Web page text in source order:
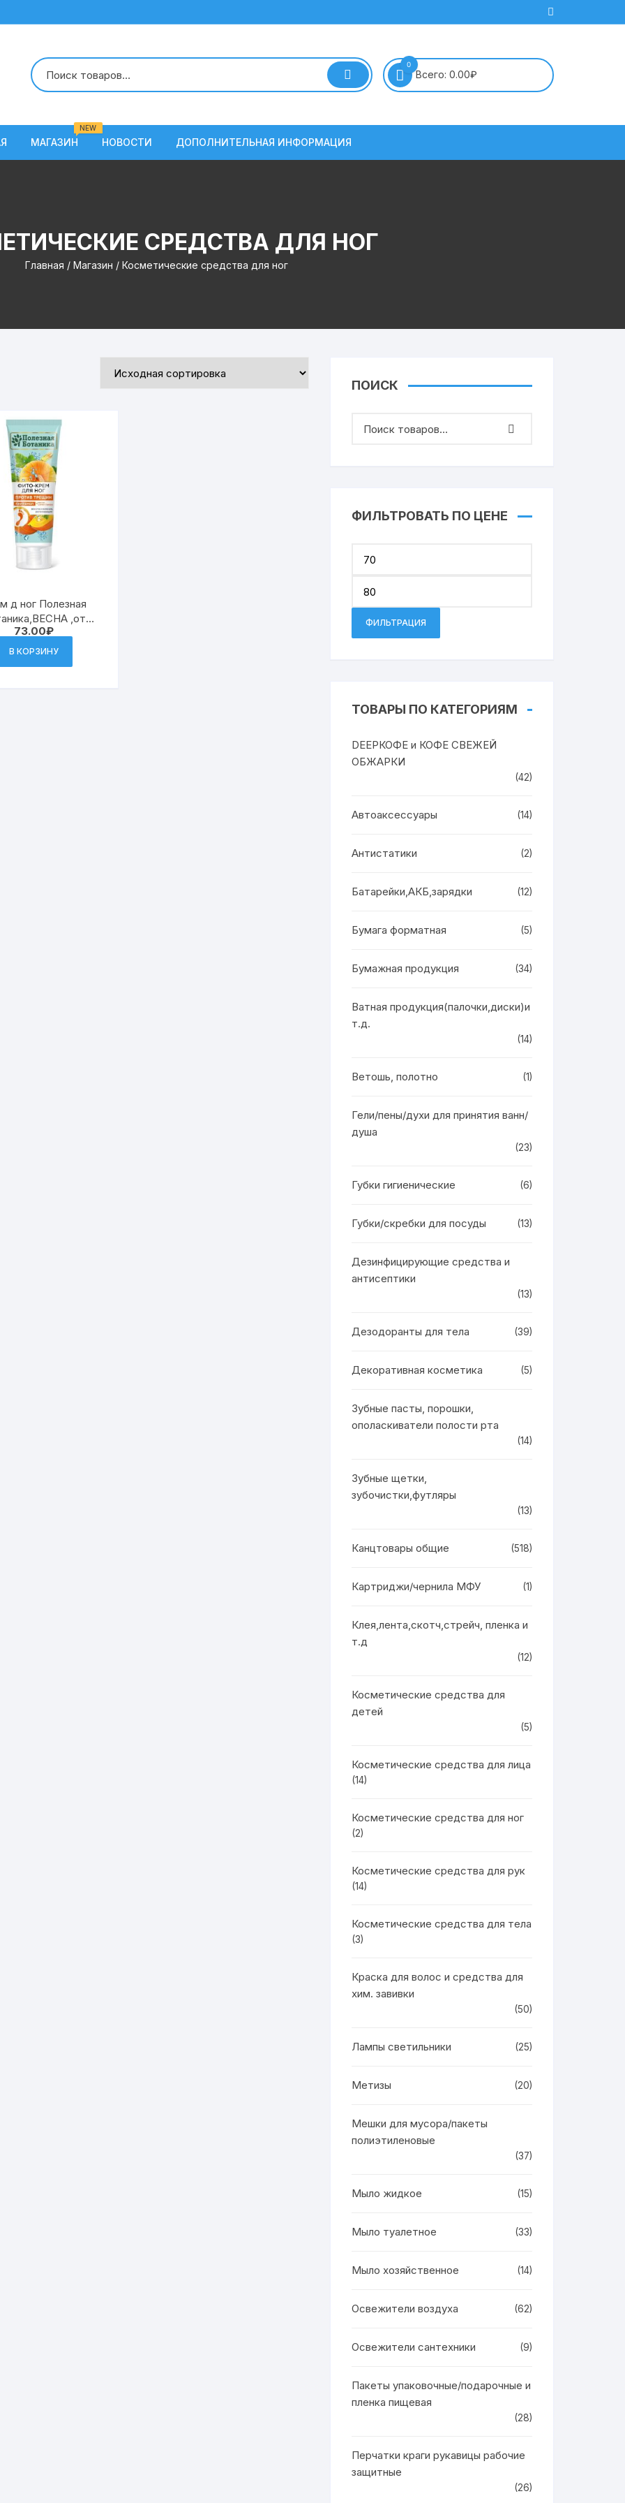
0
Всего: 0.00₽
МАГАЗИН
NEW
НОВОСТИ ДОПОЛНИТЕЛЬНАЯ ИНФОРМАЦИЯ
Наши вакансии
СРЕДСТВА ДЛЯ НОГ
Главная / Магазин / Косметические средства для ног
д ног Полезная
,от
75мл(24)
73.00₽
В КОРЗИНУ
ПОИСК
ФИЛЬТРОВАТЬ ПО ЦЕНЕ
ФИЛЬТРАЦИЯ
ТОВАРЫ ПО КАТЕГОРИЯМ
DEEPКОФЕ и КОФЕ СВЕЖЕЙ
ОБЖАРКИ
(42)
Автоаксессуары (14)
Антистатики (2)
Батарейки,АКБ,зарядки (12)
Бумага форматная (5)
Бумажная продукция (34)
Ватная продукция(палочки,диски)и
т.д.
(14)
Ветошь, полотно (1)
Гели/пены/духи для принятия ванн/
душа
(23)
Губки гигиенические (6)
Губки/скребки для посуды (13)
Дезинфицирующие средства и
антисептики
(13)
Дезодоранты для тела (39)
Декоративная косметика (5)
Зубные пасты, порошки,
ополаскиватели полости рта
(14)
Зубные щетки,
зубочистки,футляры
(13)
Канцтовары общие (518)
Картриджи/чернила МФУ (1)
Клея,лента,скотч,стрейч, пленка и
т.д
(12)
Косметические средства для
детей
(5)
Косметические средства для лица
(14)
Косметические средства для ног
(2)
Косметические средства для рук
(14)
Косметические средства для тела
(3)
Краска для волос и средства для
хим. завивки
(50)
Лампы светильники (25)
Метизы (20)
Мешки для мусора/пакеты
полиэтиленовые
(37)
Мыло жидкое (15)
Мыло туалетное (33)
Мыло хозяйственное (14)
Освежители воздуха (62)
Освежители сантехники (9)
Пакеты упаковочные/подарочные и
пленка пищевая
(28)
Перчатки краги рукавицы рабочие
защитные
(26)